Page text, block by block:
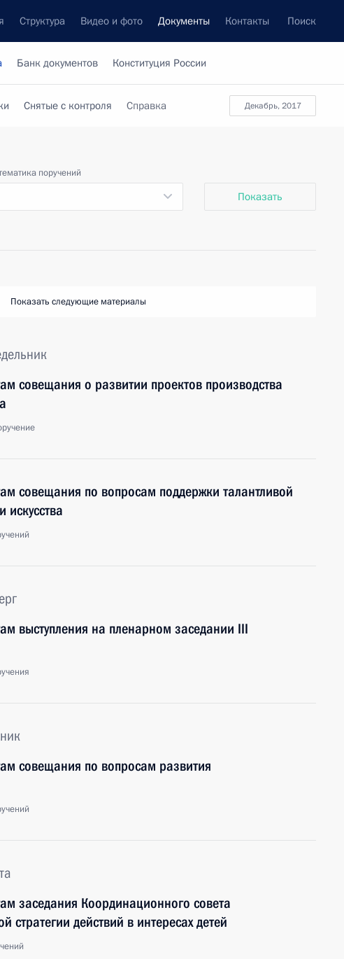
Структура Видео и фото Документы Контакты Поиск
Банк документов Конституция России
декабрь, 2017
Снятые с контроля Справка
поручений
Показать
Показать следующие материалы
совещания о развитии проектов производства
совещания по вопросам поддержки талантливой
искусства
выступления на пленарном заседании III
совещания по вопросам развития
заседания Координационного совета
действий в интересах детей